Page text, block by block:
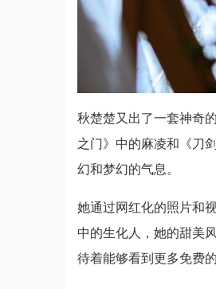
秋楚楚又出了一套神奇
之门》中的麻凌和《刀
幻和梦幻的气息。
她通过网红化的照片和
中的生化人，她的甜美
待着能够看到更多免费